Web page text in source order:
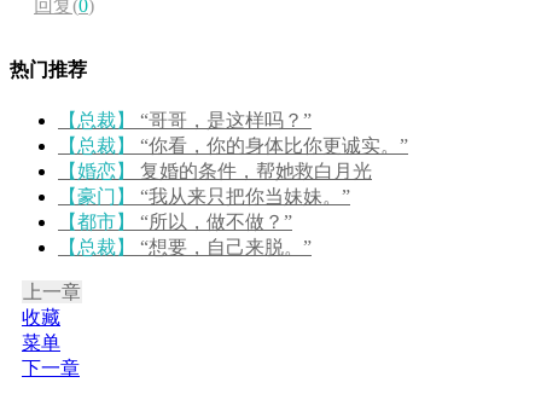
回复(0)
热门推荐
【总裁】
“哥哥，是这样吗？”
【总裁】
“你看，你的身体比你更诚实。”
【婚恋】
复婚的条件，帮她救白月光
【豪门】
“我从来只把你当妹妹。”
【都市】
“所以，做不做？”
【总裁】
“想要，自己来脱。”
上一章
收藏
菜单
下一章